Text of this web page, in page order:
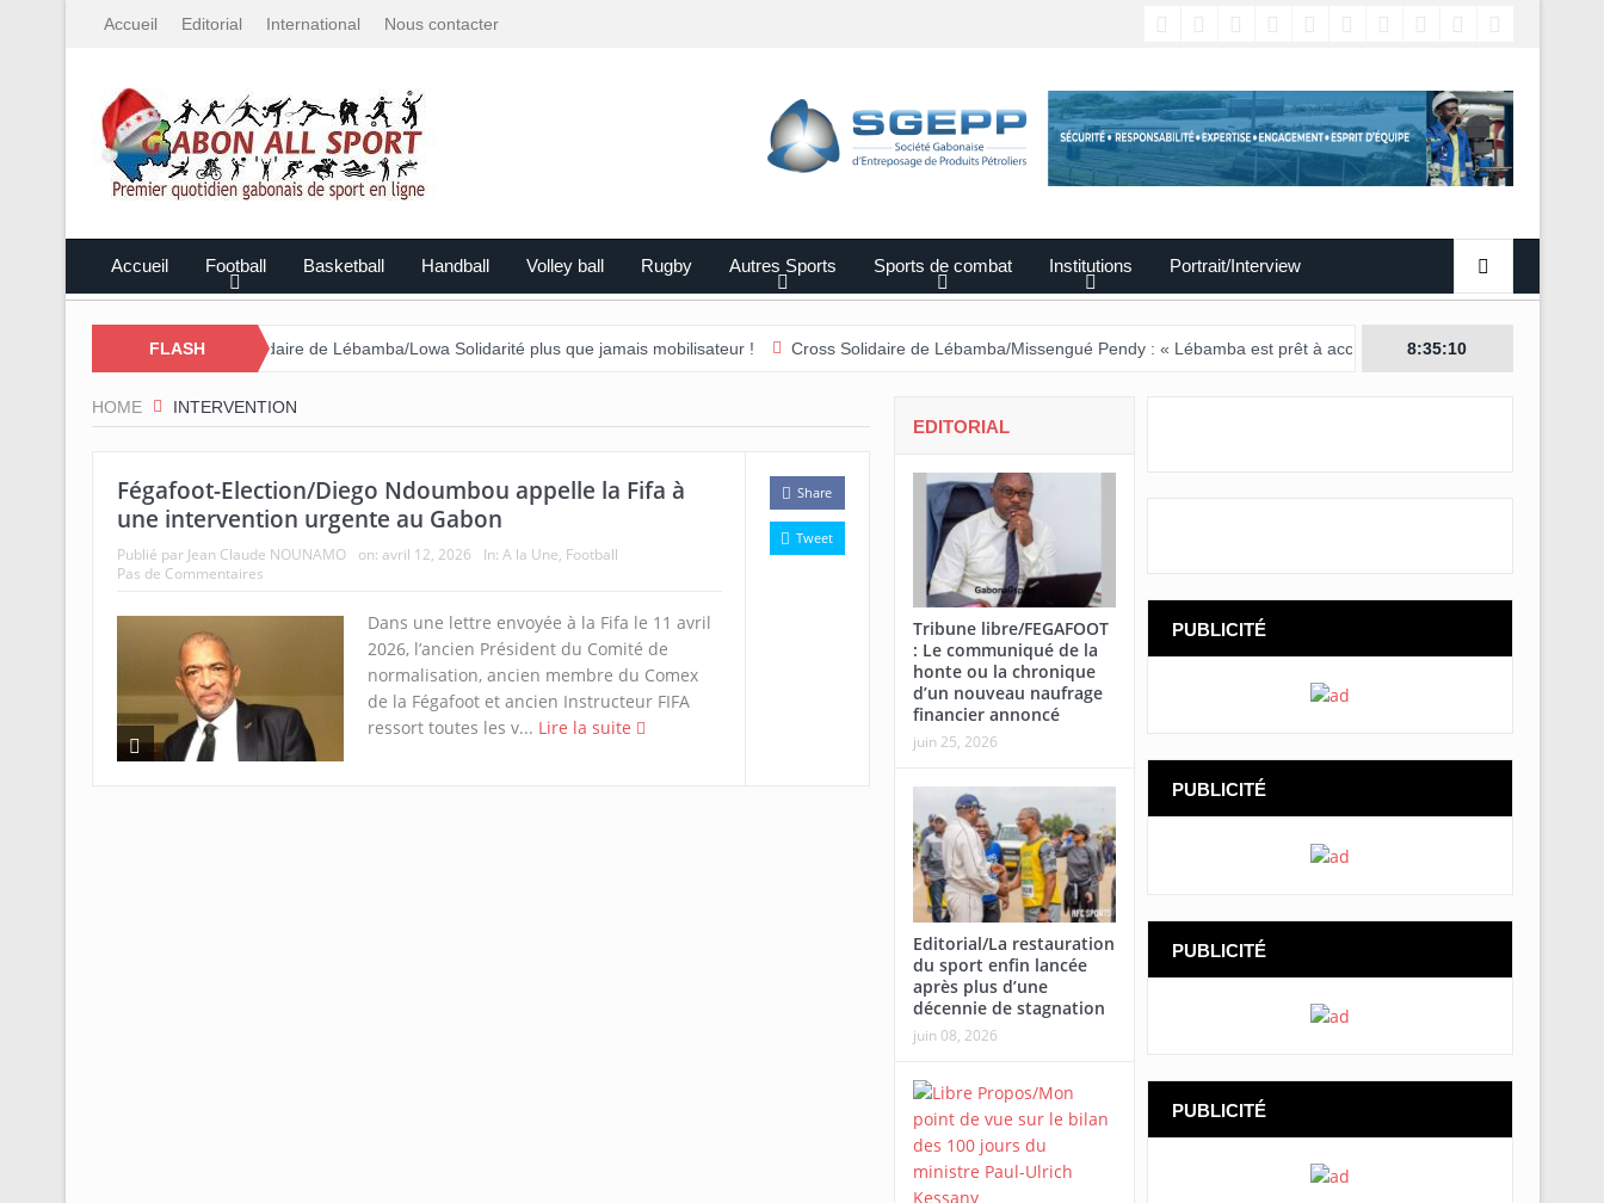
Accueil Editorial International Nous contacter
Accueil Football Basketball Handball Volley ball Rugby Autres Sports Sports de combat Institutions Portrait/Interview
FLASH
Cross Solidaire de Lébamba/Lowa Solidarité plus que jamais mobilisateur ! Cross Solidaire de Lébamba/Missengué Pendy : « Lébamba est prêt à accueillir ce grand événement »
8:35:11
HOME INTERVENTION
Fégafoot-Election/Diego Ndoumbou appelle la Fifa à
une intervention urgente au Gabon
Publié par Jean Claude NOUNAMO on: avril 12, 2026 In: A la Une, Football
Pas de Commentaires
Dans une lettre envoyée à la Fifa le 11 avril
2026, l’ancien Président du Comité de
normalisation, ancien membre du Comex
de la Fégafoot et ancien Instructeur FIFA
ressort toutes les v... Lire la suite
Share
Tweet
EDITORIAL
Tribune libre/FEGAFOOT
: Le communiqué de la
honte ou la chronique
d’un nouveau naufrage
financier annoncé
juin 25, 2026
Editorial/La restauration
du sport enfin lancée
après plus d’une
décennie de stagnation
juin 08, 2026
PUBLICITÉ
PUBLICITÉ
PUBLICITÉ
PUBLICITÉ